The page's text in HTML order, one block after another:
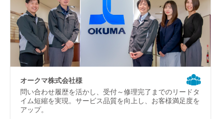
オークマ株式会社様
問い合わせ履歴を活かし、受付～修理完了までのリードタ
イム短縮を実現。サービス品質を向上し、お客様満足度を
アップ。